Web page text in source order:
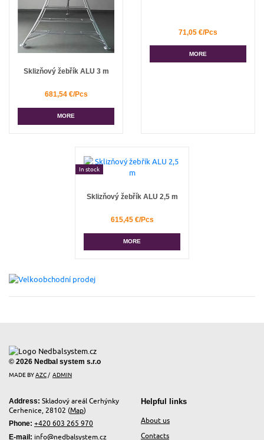
Sklizňový žebřík ALU 3 m
681,54 €/Pcs
MORE
71,05 €/Pcs
MORE
In stock
Sklizňový žebřík ALU 2,5 m
615,45 €/Pcs
MORE
© 2026 Nedbal system s.r.o
MADE BYAZC / ADMIN
Address: Skladový areál Cerhýnky
Cerhenice, 28102 (Map)
Phone: +420 603 265 970
E-mail: info@nedbalsystem.cz
Helpful links
About us
Contacts